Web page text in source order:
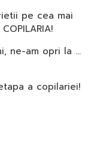
pe cea mai
ne-am opri la …
a copilariei!